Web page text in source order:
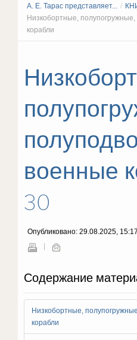
А. Е. Тарас представляет... /
Низкобортные,
корабли
военные
30
Опубликовано: 29.08.2025, 15:17
Содержание
Низкобортные,
корабли